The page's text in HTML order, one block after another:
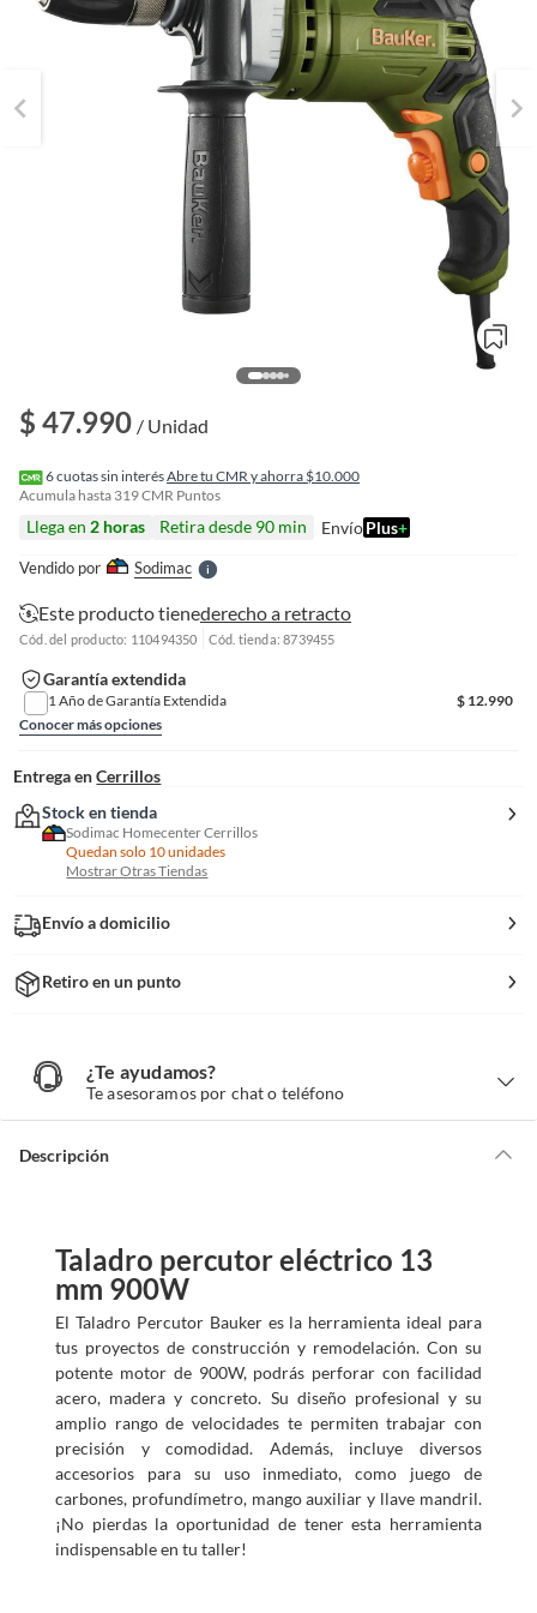
$ 47.990 / Unidad
6cuotas sin interésAbre tu CMR y ahorra $10.000
Acumula hasta 319CMR Puntos
Llega en 2 horas Retira desde 90 min EnvíoPlus+
Vendido por SodimacS
l
e
r
n
Este producto tienederecho a retracto
Cód. del producto: 110494350 Cód. tienda: 8739455
Garantía extendida
1 Año de Garantía Extendida $ 12.990
Conocer más opciones
Entrega en Cerrillos
Stock en tienda
Sodimac Homecenter Cerrillos
Quedan solo 10 unidades
Mostrar Otras Tiendas
Envío a domicilio
Retiro en un punto
¿Te ayudamos?
Te asesoramos por chat o teléfono
y
a
Descripción
Taladro percutor eléctrico 13
mm 900W
El Taladro Percutor Bauker es la herramienta ideal para
tus proyectos de construcción y remodelación. Con su
potente motor de 900W, podrás perforar con facilidad
acero, madera y concreto. Su diseño profesional y su
amplio rango de velocidades te permiten trabajar con
precisión y comodidad. Además, incluye diversos
accesorios para su uso inmediato, como juego de
carbones, profundímetro, mango auxiliar y llave mandril.
¡No pierdas la oportunidad de tener esta herramienta
indispensable en tu taller!